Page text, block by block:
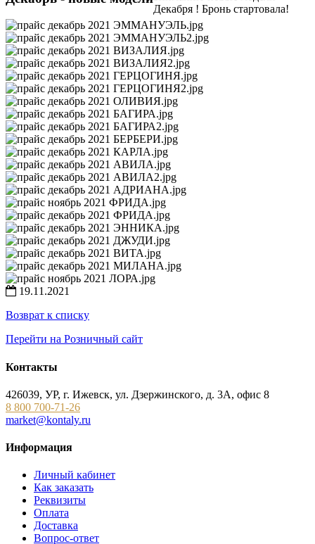
Декабря ! Бронь стартовала!
19.11.2021
Возврат к списку
Перейти на Розничный сайт
Контакты
426039, УР, г. Ижевск, ул. Дзержинского, д. 3А, офис 8
8 800 700-71-26
market@kontaly.ru
Информация
Личный кабинет
Как заказать
Реквизиты
Оплата
Доставка
Вопрос-ответ